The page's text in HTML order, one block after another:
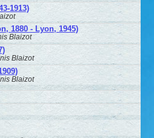
1913)
1880 - Lyon, 1945)
Blaizot
Blaizot
Blaizot